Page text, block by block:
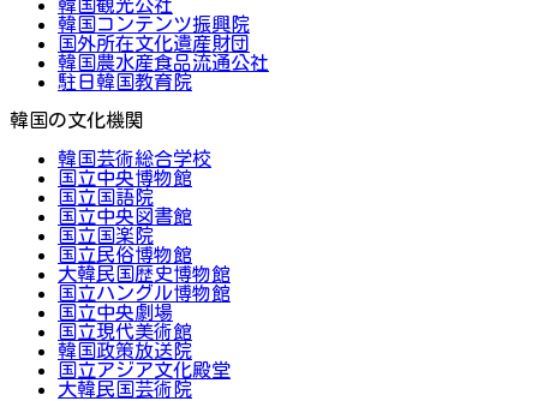
韓国観光公社
韓国コンテンツ振興院
国外所在文化遺産財団
韓国農水産食品流通公社
駐日韓国教育院
韓国の文化機関
韓国芸術総合学校
国立中央博物館
国立国語院
国立中央図書館
国立国楽院
国立民俗博物館
大韓民国歴史博物館
国立ハングル博物館
国立中央劇場
国立現代美術館
韓国政策放送院
国立アジア文化殿堂
大韓民国芸術院